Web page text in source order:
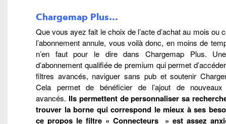
Chargemap Plus…
Que vous ayez fait le choix de l’acte d’achat au mois ou
l’abonnement annule, vous voilà donc, en moins de
n’en faut pour le dire dans Chargemap Plus.
d’abonnement qualifiée de premium qui permet
filtres avancés, naviguer sans pub et soutenir
Cela permet de bénéficier de l’ajout de
avancés. Ils permettent de personnaliser sa
trouver la borne qui correspond le mieux à ses
ce propos le filtre « Connecteurs » est assez